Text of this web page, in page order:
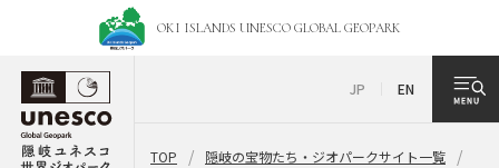
OKI ISLANDS UNESCO GLOBAL GEOPARK
JP EN
TOP 隠岐の宝物たち・ジオパークサイト一覧